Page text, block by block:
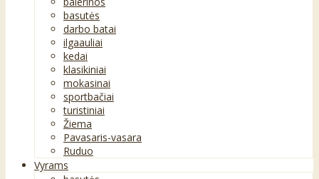
basutės
darbo batai
ilgaauliai
kedai
klasikiniai
mokasinai
sportbačiai
turistiniai
Žiema
Pavasaris-vasara
Ruduo
Vyrams